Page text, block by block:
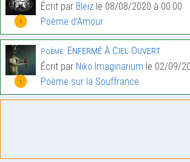
1
Écrit par Bleiz le 08/08/2020 à 00:00
Poème d'Amour
1
Poème: Enfermé À Ciel Ouvert
Écrit par Niko Imaginarium le 02/09/
Poème sur la Souffrance